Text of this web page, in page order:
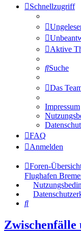
Schnellzugriff
Aktive
Suche
Das
Impressum
FAQ
Anmelden
Foren-
Flughafen
Suche
Zwischenfälle